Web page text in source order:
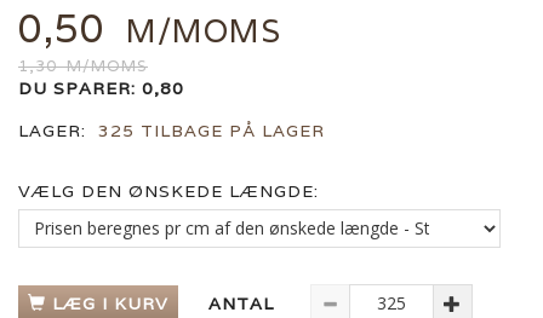
0,50 M/MOMS
1,30M/MOMS
DU SPARER: 0,80
LAGER:
325 TILBAGE PÅ LAGER
VÆLG DEN ØNSKEDE LÆNGDE:
LÆG I KURV ANTAL